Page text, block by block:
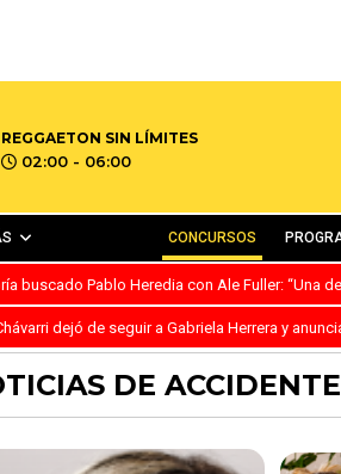
REGGAETON SIN LÍMITES
02:00 - 06:00
CONCURSOS
buscado Pablo Heredia con Ale Fuller: “Una
dejó de seguir a Gabriela Herrera y
DE ACCIDENTE